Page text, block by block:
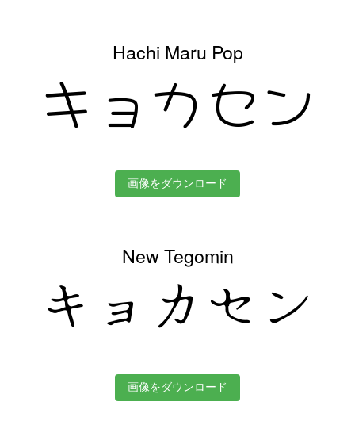
Hachi Maru Pop
キョカセン
画像をダウンロード
New Tegomin
キョカセン
画像をダウンロード